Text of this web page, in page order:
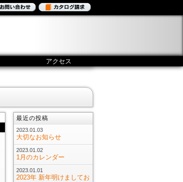
アクセス
最近の投稿
2023.01.03
大切なお知らせ
2023.01.02
1月のカレンダー
2023.01.01
2023年 新年明けましてお